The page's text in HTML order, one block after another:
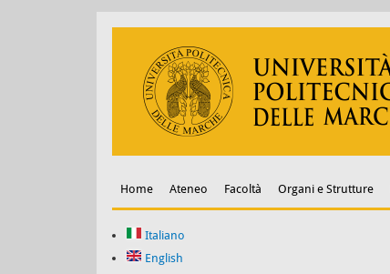
Home Ateneo Facoltà Organi e Strutture
Italiano
English